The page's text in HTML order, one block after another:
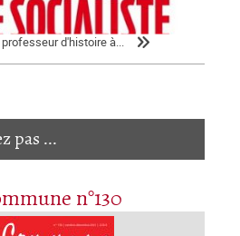
pas ...
n°130
fermeté que nous condamnons
commis le vendredi 16 octobre
d'histoire à...